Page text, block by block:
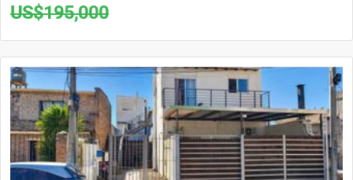
US$195,000